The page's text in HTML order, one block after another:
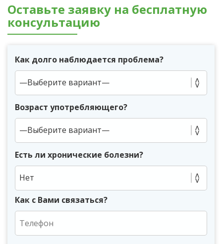
Оставьте заявку на бесплатную
консультацию
Как долго наблюдается проблема?
Возраст употребляющего?
Есть ли хронические болезни?
Нет
Как с Вами связаться?